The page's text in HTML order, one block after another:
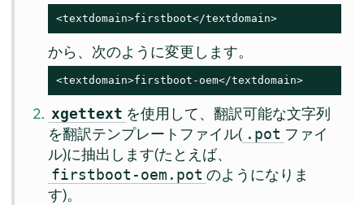
<textdomain>firstboot</textdomain>
から、次のように変更します。
<textdomain>firstboot-oem</textdomain>
xgettext を使用して、翻訳可能な文字列
を翻訳テンプレートファイル( .pot ファイ
ル)に抽出します(たとえば、
firstboot-oem.pot のようになりま
す)。